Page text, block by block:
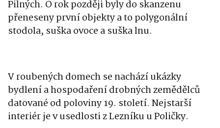
Pilných. O rok později byly do skanzenu
přeneseny první objekty a to polygonální
stodola, suška ovoce a suška lnu.
V roubených domech se nachází ukázky
bydlení a hospodaření drobných zemědělců
datované od poloviny 19. století. Nejstarší
interiér je v usedlosti z Lezníku u Poličky.